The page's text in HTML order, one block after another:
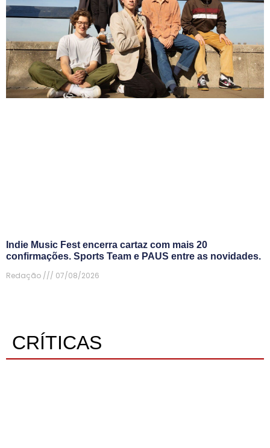
Indie Music Fest encerra cartaz com mais 20
confirmações. Sports Team e PAUS entre as novidades.
Redação
07/08/2026
CRÍTICAS